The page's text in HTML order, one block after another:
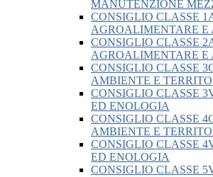
MANUTENZIONE
CONSIGLIO CLASSE
AGROALIMENTARE E
CONSIGLIO CLASSE
AGROALIMENTARE E
CONSIGLIO CLASSE
AMBIENTE E
CONSIGLIO CLASSE
ED ENOLOGIA
CONSIGLIO CLASSE
AMBIENTE E
CONSIGLIO CLASSE
ED ENOLOGIA
CONSIGLIO CLASSE